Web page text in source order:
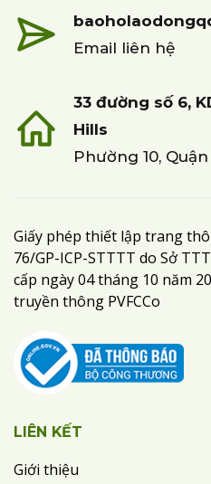
Email liên hệ
33 đường số 6,
Hills
Phường 10,
Giấy phép thiết lập trang
76/GP-ICP-STTTT do Sở
cấp ngày 04 tháng 10 năm
truyền thông PVFCCo
LIÊN KẾT
Giới thiệu